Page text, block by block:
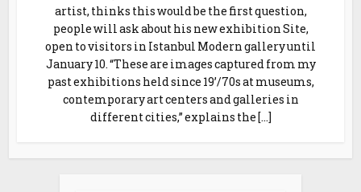
artist, thinks this would be the first question,
people will ask about his new exhibition Site,
open to visitors in Istanbul Modern gallery until
January 10. “These are images captured from my
past exhibitions held since 19’/70s at museums,
contemporary art centers and galleries in
different cities,” explains the […]